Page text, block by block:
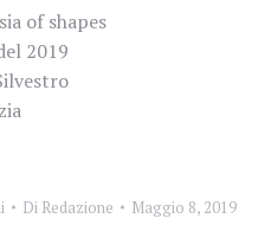
of shapes
2019
Di Redazione
Maggio 8, 2019